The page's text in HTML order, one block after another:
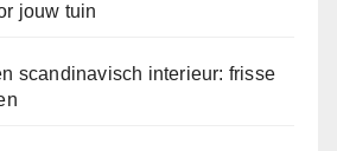
jouw tuin
scandinavisch interieur: frisse